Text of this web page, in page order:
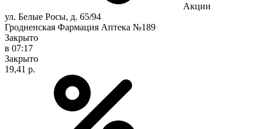
Акции
ул. Белые Росы, д. 65/94
Гродненская Фармация Аптека №189
Закрыто
в 07:17
Закрыто
19,41 р.